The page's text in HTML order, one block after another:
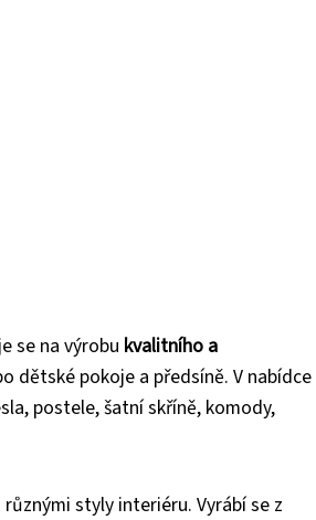
se na výrobu kvalitního a
dětské pokoje a předsíně. V nabídce
postele, šatní skříně, komody,
styly interiéru. Vyrábí se z